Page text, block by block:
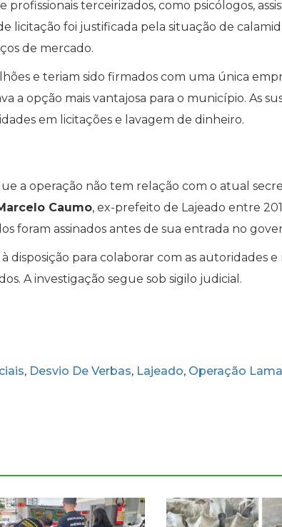
terceirizados, como psicólogos,
licitação foi justificada pela situação de
de mercado.
e teriam sido firmados com uma única
a opção mais vantajosa para o município. As
em licitações e lavagem de dinheiro.
a operação não tem relação com o atual
Caumo, ex-prefeito de Lajeado entre
foram assinados antes de sua entrada no
para colaborar com as autoridades e
A investigação segue sob sigilo judicial.
, Desvio De Verbas, Lajeado, Operação